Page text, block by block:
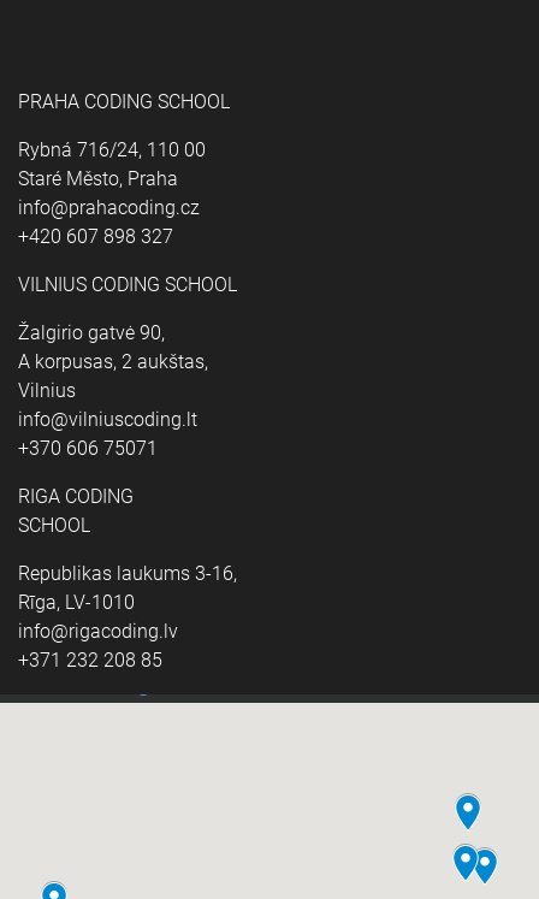
PRAHA CODING SCHOOL
Rybná 716/24, 110 00
Staré Město, Praha
info@prahacoding.cz
+420 607 898 327
VILNIUS CODING SCHOOL
Žalgirio gatvė 90,
A korpusas, 2 aukštas,
Vilnius
info@vilniuscoding.lt
+370 606 75071
RIGA CODING
SCHOOL
Republikas laukums 3-16,
Rīga, LV-1010
info@rigacoding.lv
+371 232 208 85